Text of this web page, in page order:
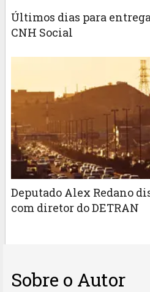
Últimos dias para
CNH Social
Deputado Alex Redano
com diretor do DETRAN
Sobre o Autor